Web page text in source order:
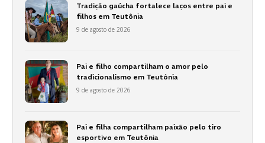
Tradição gaúcha fortalece laços entre pai e
filhos em Teutônia
9 de agosto de 2026
Pai e filho compartilham o amor pelo
tradicionalismo em Teutônia
9 de agosto de 2026
Pai e filha compartilham paixão pelo tiro
esportivo em Teutônia